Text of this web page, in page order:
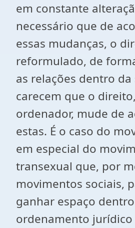
em constante
necessário que de
essas mudanças, o
reformulado, de
as relações dentro da
carecem que o
ordenador, mude de
estas. É o caso do
em especial do
transexual que, por
movimentos sociais,
ganhar espaço
ordenamento